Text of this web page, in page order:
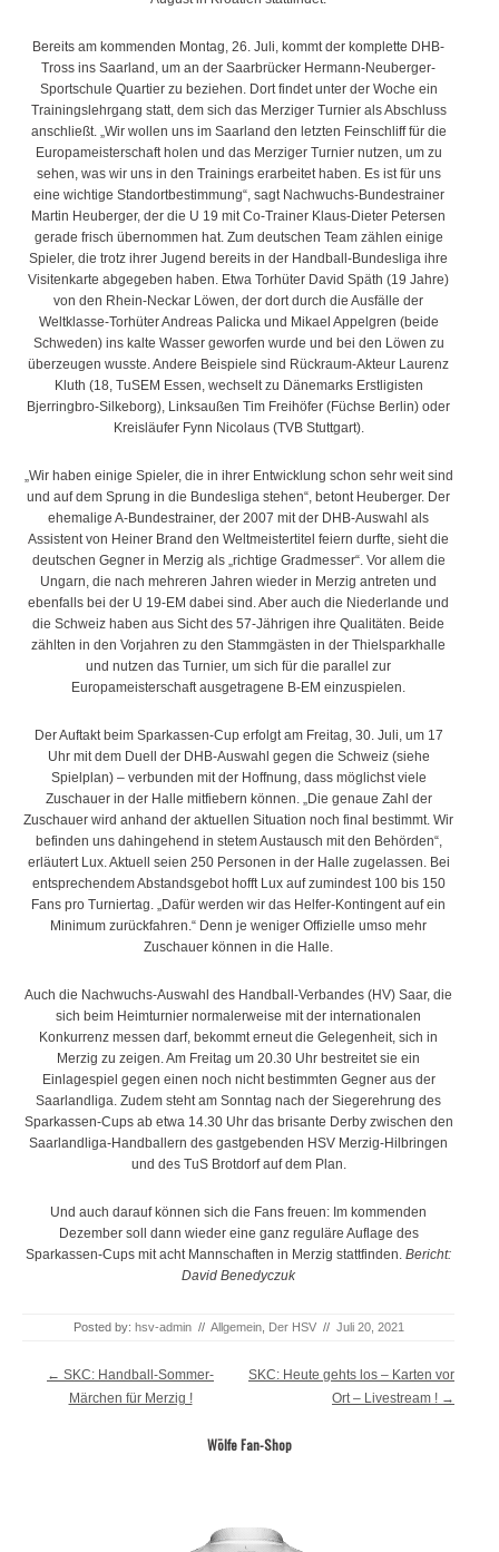
Bereits am kommenden Montag, 26. Juli, kommt der komplette DHB-
Tross ins Saarland, um an der Saarbrücker Hermann-Neuberger-
Sportschule Quartier zu beziehen. Dort findet unter der Woche ein
Trainingslehrgang statt, dem sich das Merziger Turnier als Abschluss
anschließt. „Wir wollen uns im Saarland den letzten Feinschliff für die
Europameisterschaft holen und das Merziger Turnier nutzen, um zu
sehen, was wir uns in den Trainings erarbeitet haben. Es ist für uns
eine wichtige Standortbestimmung“, sagt Nachwuchs-Bundestrainer
Martin Heuberger, der die U 19 mit Co-Trainer Klaus-Dieter Petersen
gerade frisch übernommen hat. Zum deutschen Team zählen einige
Spieler, die trotz ihrer Jugend bereits in der Handball-Bundesliga ihre
Visitenkarte abgegeben haben. Etwa Torhüter David Späth (19 Jahre)
von den Rhein-Neckar Löwen, der dort durch die Ausfälle der
Weltklasse-Torhüter Andreas Palicka und Mikael Appelgren (beide
Schweden) ins kalte Wasser geworfen wurde und bei den Löwen zu
überzeugen wusste. Andere Beispiele sind Rückraum-Akteur Laurenz
Kluth (18, TuSEM Essen, wechselt zu Dänemarks Erstligisten
Bjerringbro-Silkeborg), Linksaußen Tim Freihöfer (Füchse Berlin) oder
Kreisläufer Fynn Nicolaus (TVB Stuttgart).
„Wir haben einige Spieler, die in ihrer Entwicklung schon sehr weit sind
und auf dem Sprung in die Bundesliga stehen“, betont Heuberger. Der
ehemalige A-Bundestrainer, der 2007 mit der DHB-Auswahl als
Assistent von Heiner Brand den Weltmeistertitel feiern durfte, sieht die
deutschen Gegner in Merzig als „richtige Gradmesser“. Vor allem die
Ungarn, die nach mehreren Jahren wieder in Merzig antreten und
ebenfalls bei der U 19-EM dabei sind. Aber auch die Niederlande und
die Schweiz haben aus Sicht des 57-Jährigen ihre Qualitäten. Beide
zählten in den Vorjahren zu den Stammgästen in der Thielsparkhalle
und nutzen das Turnier, um sich für die parallel zur
Europameisterschaft ausgetragene B-EM einzuspielen.
Der Auftakt beim Sparkassen-Cup erfolgt am Freitag, 30. Juli, um 17
Uhr mit dem Duell der DHB-Auswahl gegen die Schweiz (siehe
Spielplan) – verbunden mit der Hoffnung, dass möglichst viele
Zuschauer in der Halle mitfiebern können. „Die genaue Zahl der
Zuschauer wird anhand der aktuellen Situation noch final bestimmt. Wir
befinden uns dahingehend in stetem Austausch mit den Behörden“,
erläutert Lux. Aktuell seien 250 Personen in der Halle zugelassen. Bei
entsprechendem Abstandsgebot hofft Lux auf zumindest 100 bis 150
Fans pro Turniertag. „Dafür werden wir das Helfer-Kontingent auf ein
Minimum zurückfahren.“ Denn je weniger Offizielle umso mehr
Zuschauer können in die Halle.
Auch die Nachwuchs-Auswahl des Handball-Verbandes (HV) Saar, die
sich beim Heimturnier normalerweise mit der internationalen
Konkurrenz messen darf, bekommt erneut die Gelegenheit, sich in
Merzig zu zeigen. Am Freitag um 20.30 Uhr bestreitet sie ein
Einlagespiel gegen einen noch nicht bestimmten Gegner aus der
Saarlandliga. Zudem steht am Sonntag nach der Siegerehrung des
Sparkassen-Cups ab etwa 14.30 Uhr das brisante Derby zwischen den
Saarlandliga-Handballern des gastgebenden HSV Merzig-Hilbringen
und des TuS Brotdorf auf dem Plan.
Und auch darauf können sich die Fans freuen: Im kommenden
Dezember soll dann wieder eine ganz reguläre Auflage des
Sparkassen-Cups mit acht Mannschaften in Merzig stattfinden. Bericht:
David Benedyczuk
Posted by: hsv-admin // Allgemein, Der HSV // Juli 20, 2021
Post navigation
← SKC: Handball-Sommer-
Märchen für Merzig !
SKC: Heute gehts los – Karten vor
Ort – Livestream ! →
Wölfe Fan-Shop